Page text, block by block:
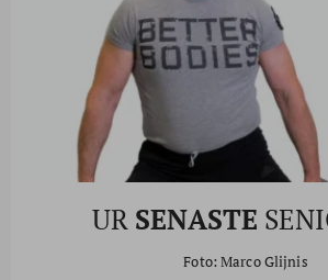
UR SENASTE
Foto: Marco Glijnis